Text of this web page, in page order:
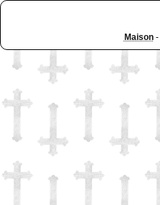
Maison-